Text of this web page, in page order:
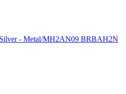
- Metal/MH2AN09 BRBAH2N